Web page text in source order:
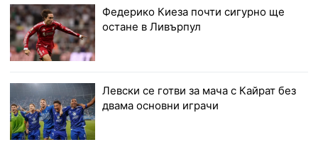
Федерико Киеза почти сигурно ще
остане в Ливърпул
Левски се готви за мача с Кайрат без
двама основни играчи